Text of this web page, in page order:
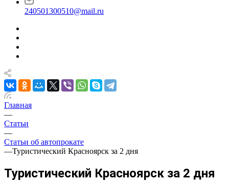
240501300510@mail.ru
Главная
—
Статьи
—
Статьи об автопрокате
—Туристический Красноярск за 2 дня
Туристический Красноярск за 2 дня